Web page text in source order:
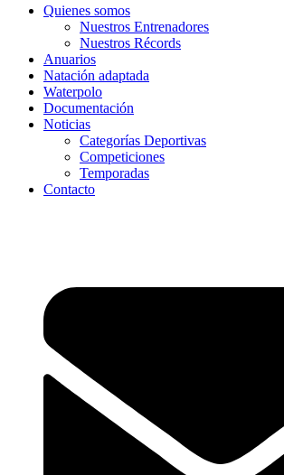
Quienes somos
Nuestros Entrenadores
Nuestros Récords
Anuarios
Natación adaptada
Waterpolo
Documentación
Noticias
Categorías Deportivas
Competiciones
Temporadas
Contacto